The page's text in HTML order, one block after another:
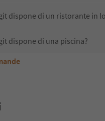
dispone di un ristorante in
dispone di una piscina?
accetta animali domestici?
sono disponibili presso
app. Margit ricevono l'Alto